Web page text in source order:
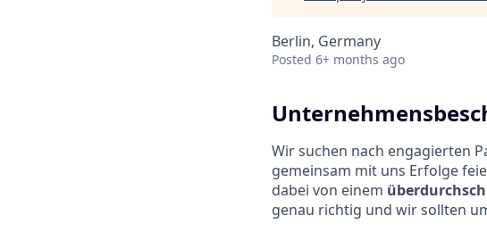
Berlin, Germany
Posted 6+ months ago
Wir suchen nach engagierten
gemeinsam mit uns Erfolge
dabei von einem
genau richtig und wir sollten